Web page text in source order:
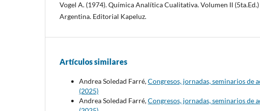
Vogel A. (1974). Química Analítica Cualitativa. Volumen II
Argentina. Editorial Kapeluz.
Artículos similares
Andrea Soledad Farré,Congresos, jornadas, seminarios de
(2025)
Andrea Soledad Farré,Congresos, jornadas, seminarios de